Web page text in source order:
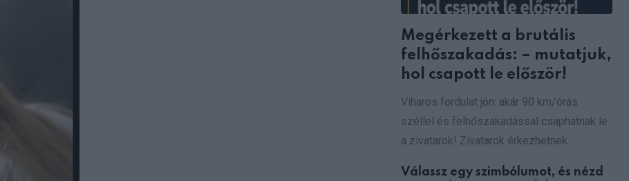
Megérkezett a brutális
felhőszakadás: – mutatjuk,
hol csapott le először!
Viharos fordulat jön: akár 90 km/órás
széllel és felhőszakadással csaphatnak le
a zivatarok! Zivatarok érkezhetnek
Válassz egy szimbólumot, és nézd